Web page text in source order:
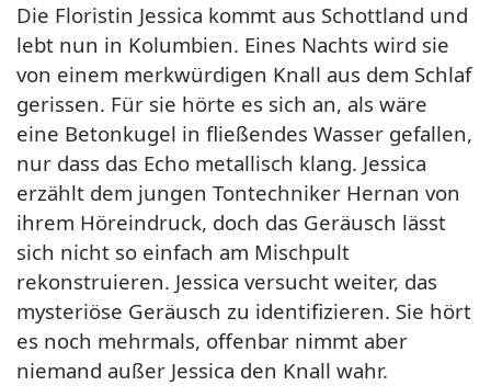
Die Floristin Jessica kommt aus Schottland und
lebt nun in Kolumbien. Eines Nachts wird sie
von einem merkwürdigen Knall aus dem Schlaf
gerissen. Für sie hörte es sich an, als wäre
eine Betonkugel in fließendes Wasser gefallen,
nur dass das Echo metallisch klang. Jessica
erzählt dem jungen Tontechniker Hernan von
ihrem Höreindruck, doch das Geräusch lässt
sich nicht so einfach am Mischpult
rekonstruieren. Jessica versucht weiter, das
mysteriöse Geräusch zu identifizieren. Sie hört
es noch mehrmals, offenbar nimmt aber
niemand außer Jessica den Knall wahr.